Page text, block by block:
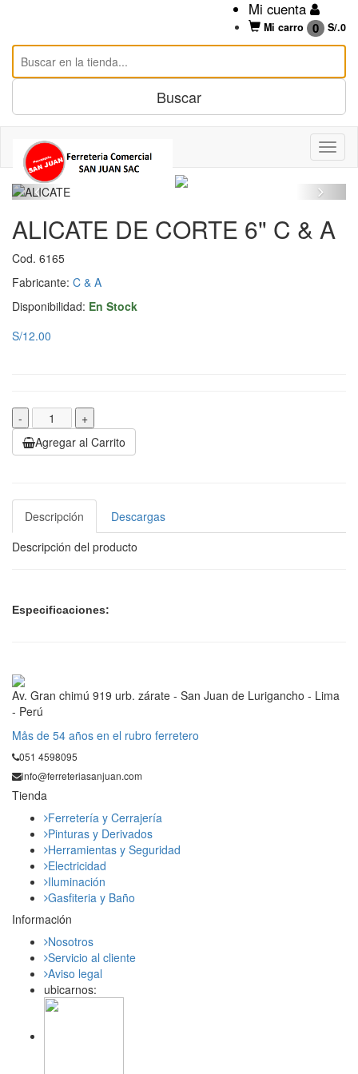
Mi cuenta
Mi carro 0 S/.0
ALICATE DE CORTE 6" C & A
Cod. 6165
Fabricante: C & A
Disponibilidad: En Stock
S/12.00
-
+
Agregar al Carrito
Descripción
Descargas
Descripción del producto
Especificaciones:
Av. Gran chimú 919 urb. zárate - San Juan de Lurigancho - Lima
- Perú
Mås de 54 años en el rubro ferretero
051 4598095
info@ferreteriasanjuan.com
Tienda
Ferretería y Cerrajería
Pinturas y Derivados
Herramientas y Seguridad
Electricidad
Iluminación
Gasfiteria y Baño
Información
Nosotros
Servicio al cliente
Aviso legal
ubicarnos: